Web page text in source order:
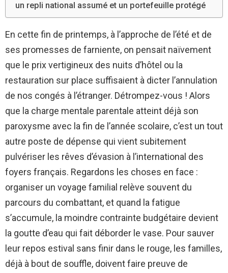
un repli national assumé et un portefeuille protégé
En cette fin de printemps, à l’approche de l’été et de
ses promesses de farniente, on pensait naïvement
que le prix vertigineux des nuits d’hôtel ou la
restauration sur place suffisaient à dicter l’annulation
de nos congés à l’étranger. Détrompez-vous ! Alors
que la charge mentale parentale atteint déjà son
paroxysme avec la fin de l’année scolaire, c’est un tout
autre poste de dépense qui vient subitement
pulvériser les rêves d’évasion à l’international des
foyers français. Regardons les choses en face :
organiser un voyage familial relève souvent du
parcours du combattant, et quand la fatigue
s’accumule, la moindre contrainte budgétaire devient
la goutte d’eau qui fait déborder le vase. Pour sauver
leur repos estival sans finir dans le rouge, les familles,
déjà à bout de souffle, doivent faire preuve de